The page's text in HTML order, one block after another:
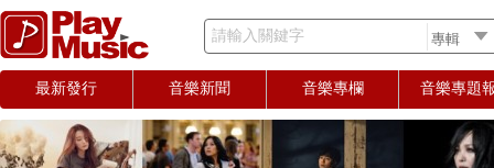
請輸入關鍵字
最新發行 音樂新聞 音樂專欄 音樂專題